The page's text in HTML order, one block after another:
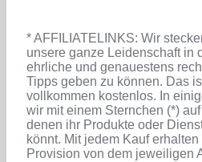
* AFFILIATELINKS: Wir
unsere ganze Leidenschaft in
ehrliche und genauestens
Tipps geben zu können. Das
vollkommen kostenlos. In
wir mit einem Sternchen (*)
denen ihr Produkte oder
könnt. Mit jedem Kauf
Provision von dem jeweiligen